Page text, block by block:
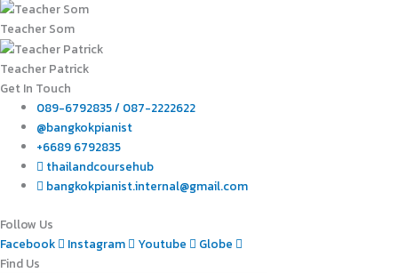
Teacher Som
Teacher Patrick
Get In Touch
089-6792835 / 087-2222622
@bangkokpianist
+6689 6792835
thailandcoursehub
bangkokpianist.internal@gmail.com
Follow Us
Facebook
Instagram Youtube
Globe
Find Us